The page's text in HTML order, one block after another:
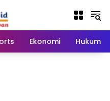
Ekonomi Hukum